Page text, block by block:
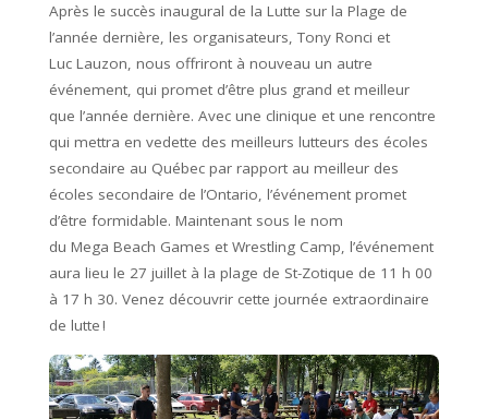
Après le succès inaugural de la Lutte sur la Plage de
l’année dernière, les organisateurs, Tony Ronci et
Luc Lauzon, nous offriront à nouveau un autre
événement, qui promet d’être plus grand et meilleur
que l’année dernière. Avec une clinique et une rencontre
qui mettra en vedette des meilleurs lutteurs des écoles
secondaire au Québec par rapport au meilleur des
écoles secondaire de l’Ontario, l’événement promet
d’être formidable. Maintenant sous le nom
du Mega Beach Games et Wrestling Camp, l’événement
aura lieu le 27 juillet à la plage de St-Zotique de 11 h 00
à 17 h 30. Venez découvrir cette journée extraordinaire
de lutte !